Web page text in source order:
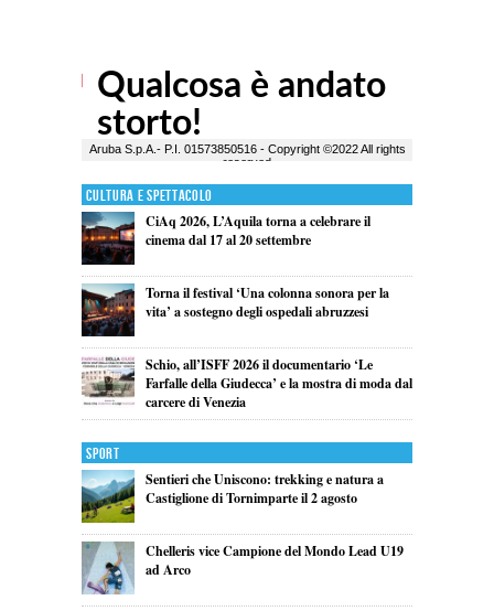
Cultura e Spettacolo
CiAq 2026, L’Aquila torna a celebrare il
cinema dal 17 al 20 settembre
Torna il festival ‘Una colonna sonora per la
vita’ a sostegno degli ospedali abruzzesi
Schio, all’ISFF 2026 il documentario ‘Le
Farfalle della Giudecca’ e la mostra di moda dal
carcere di Venezia
Sport
Sentieri che Uniscono: trekking e natura a
Castiglione di Tornimparte il 2 agosto
Chelleris vice Campione del Mondo Lead U19
ad Arco